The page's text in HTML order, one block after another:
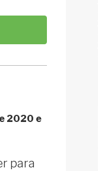
2020 e
para